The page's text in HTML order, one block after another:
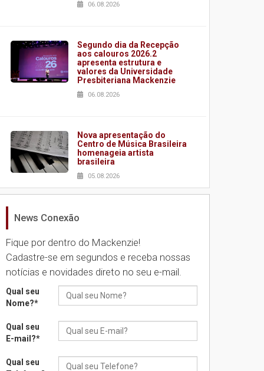
06.08.2026
Segundo dia da Recepção
aos calouros 2026.2
apresenta estrutura e
valores da Universidade
Presbiteriana Mackenzie
06.08.2026
Nova apresentação do
Centro de Música Brasileira
homenageia artista
brasileira
05.08.2026
Universidade Mackenzie
Seminário discute desafios
das novas tecnologias em
sistemas solares
04.08.2026
News Conexão
Fique por dentro do Mackenzie!
Cadastre-se em segundos e receba nossas
notícias e novidades direto no seu e-mail.
Qual seu
Nome?*
Qual seu
E-mail?*
Qual seu